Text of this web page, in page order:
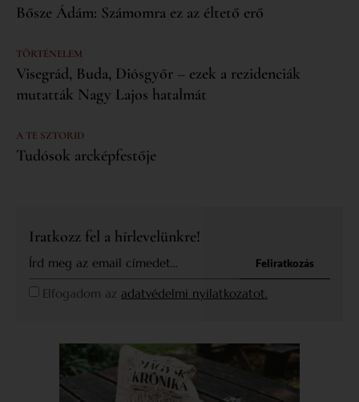
Bősze Ádám: Számomra ez az éltető erő
TÖRTÉNELEM
Visegrád, Buda, Diósgyőr – ezek a rezidenciák
mutatták Nagy Lajos hatalmát
A TE SZTORID
Tudósok arcképfestője
Iratkozz fel a hírlevelünkre!
Elfogadom az adatvédelmi nyilatkozatot.
Feliratkozás